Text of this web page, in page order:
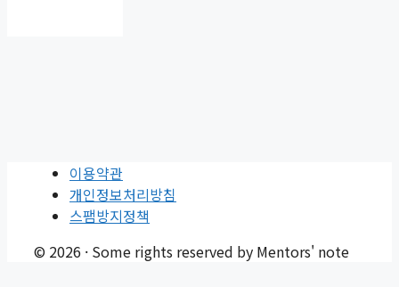
이용약관
개인정보처리방침
스팸방지정책
© 2026 · Some rights reserved by Mentors' note